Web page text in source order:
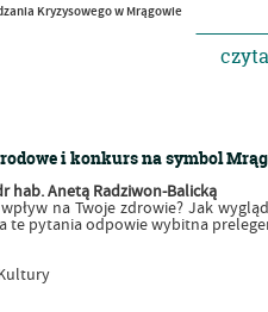
Kryzysowego w Mrągowie
i konkurs na symbol
hab. Anetą Radziwon-Balicką
na Twoje zdrowie? Jak
te pytania odpowie wybitna